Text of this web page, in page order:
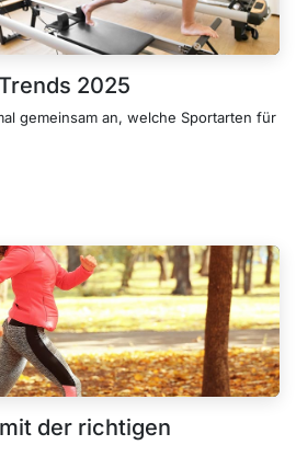
2025
gemeinsam an, welche Sportarten für
der richtigen